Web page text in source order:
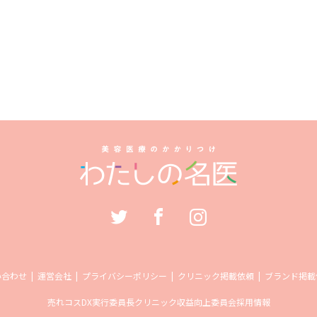
わせ 運営会社 プライバシーポリシー クリニック掲載依頼 ブランド掲
売れコスDX実行委員長クリニック収益向上委員会採用情報